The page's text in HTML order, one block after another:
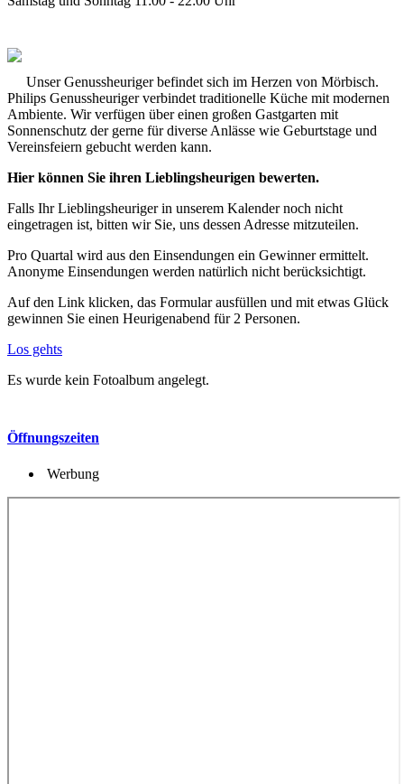
Unser Genussheuriger befindet sich im Herzen von Mörbisch.
Philips Genussheuriger verbindet traditionelle Küche mit modernen
Ambiente. Wir verfügen über einen großen Gastgarten mit
Sonnenschutz der gerne für diverse Anlässe wie Geburtstage und
Vereinsfeiern gebucht werden kann.
Hier können Sie ihren Lieblingsheurigen bewerten.
Falls Ihr Lieblingsheuriger in unserem Kalender noch nicht
eingetragen ist, bitten wir Sie, uns dessen Adresse mitzuteilen.
Pro Quartal wird aus den Einsendungen ein Gewinner ermittelt.
Anonyme Einsendungen werden natürlich nicht berücksichtigt.
Auf den Link klicken, das Formular ausfüllen und mit etwas Glück
gewinnen Sie einen Heurigenabend für 2 Personen.
Los gehts
Es wurde kein Fotoalbum angelegt.
Öffnungszeiten
Werbung